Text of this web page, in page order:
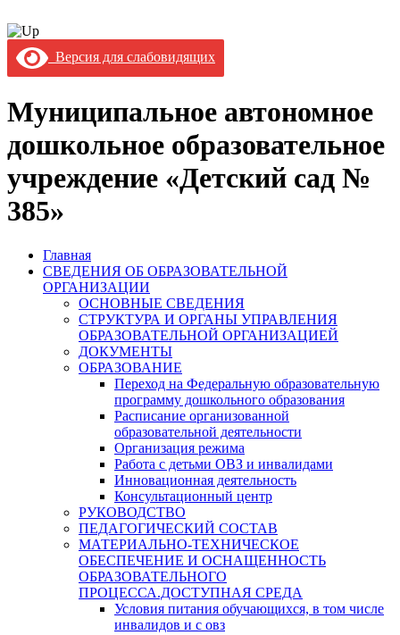
Версия для слабовидящих
Муниципальное автономное
дошкольное образовательное
учреждение «Детский сад №
385»
Главная
СВЕДЕНИЯ ОБ ОБРАЗОВАТЕЛЬНОЙ
ОРГАНИЗАЦИИ
ОСНОВНЫЕ СВЕДЕНИЯ
СТРУКТУРА И ОРГАНЫ УПРАВЛЕНИЯ
ОБРАЗОВАТЕЛЬНОЙ ОРГАНИЗАЦИЕЙ
ДОКУМЕНТЫ
ОБРАЗОВАНИЕ
Переход на Федеральную образовательную
программу дошкольного образования
Расписание организованной
образовательной деятельности
Организация режима
Работа с детьми ОВЗ и инвалидами
Инновационная деятельность
Консультационный центр
РУКОВОДСТВО
ПЕДАГОГИЧЕСКИЙ СОСТАВ
МАТЕРИАЛЬНО-ТЕХНИЧЕСКОЕ
ОБЕСПЕЧЕНИЕ И ОСНАЩЕННОСТЬ
ОБРАЗОВАТЕЛЬНОГО
ПРОЦЕССА.ДОСТУПНАЯ СРЕДА
Условия питания обучающихся, в том числе
инвалидов и с овз